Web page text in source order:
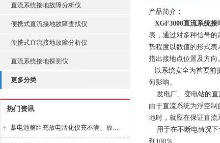
直流系统接地故障分析仪
便携式直流接地故障查找仪
便携式直流接地故障分析仪
直流系统接地探测仪
更多分类
热门资讯
蓄电池整组充放电活化仪充不满、放不完怎么办？
产品简介：
XGF3000直流系统接
表，通过对多种信号
势程度以数值的形式
指出接地点位置及方向
以系统安全为首要前
何影响。
发电厂、变电站的直
由于直流系统为浮空
地时，就应在保证直
用于在不断电情况下
到100％。